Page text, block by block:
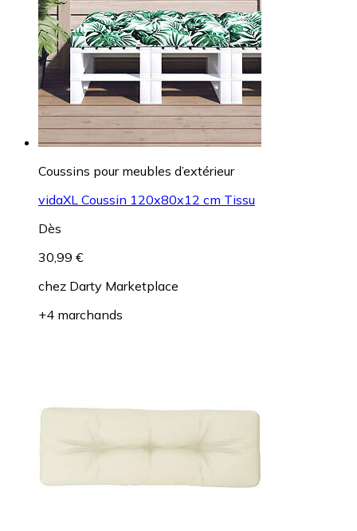
Coussins pour meubles d’extérieur
vidaXL Coussin 120x80x12 cm Tissu
Dès
30,99 €
chez Darty Marketplace
+4 marchands